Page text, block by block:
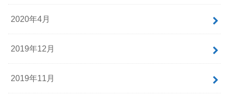
2020年4月
2019年12月
2019年11月